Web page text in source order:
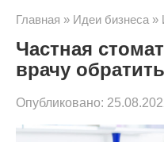
Главная » Идеи бизнеса »
Частная
врачу
Опубликовано: